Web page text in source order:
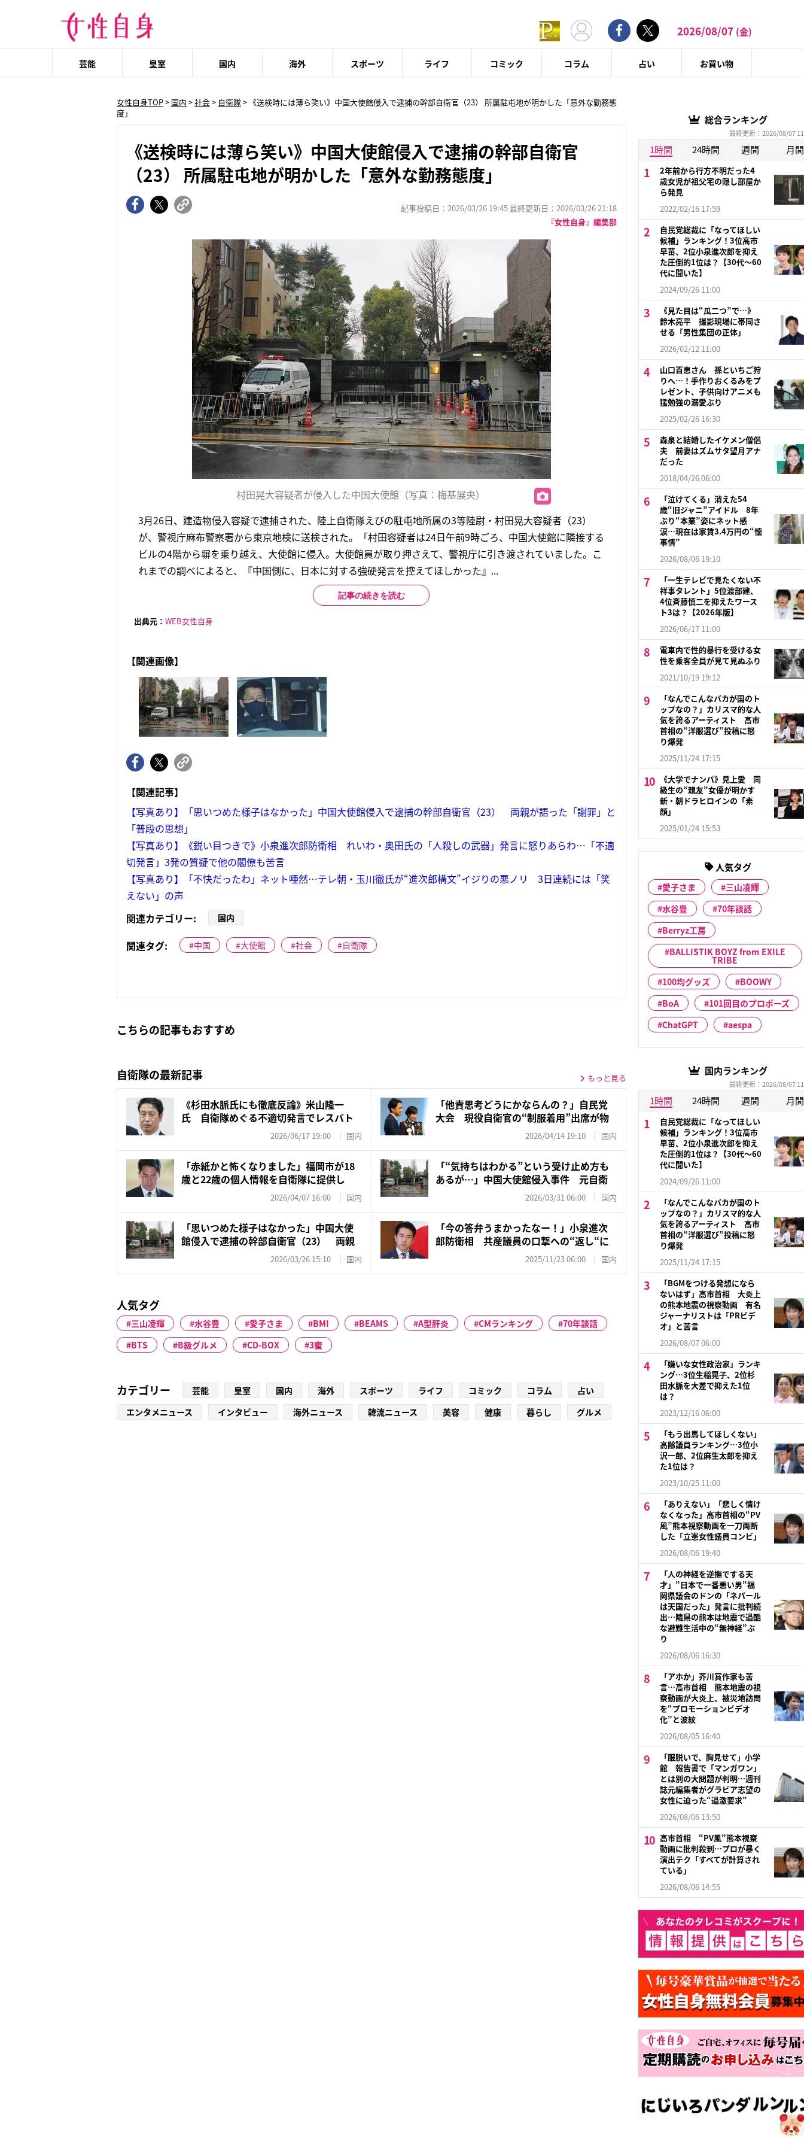
2026/08/07 (金)
芸能 皇室 国内 海外 スポーツ ライフ コミック コラム 占い お買い物
女性自身TOP> 国内 >社会> 自衛隊> 《送検時には薄ら笑い》中国大使館侵入で逮捕の幹部自衛官（23） 所属駐屯地が明かした「意外な勤務態
度」
《送検時には薄ら笑い》中国大使館侵入で逮捕の幹部自衛官
（23） 所属駐屯地が明かした「意外な勤務態度」
記事投稿日：2026/03/26 19:45 最終更新日：2026/03/26 21:18
『女性自身』編集部
村田晃大容疑者が侵入した中国大使館（写真：梅基展央）
3月26日、建造物侵入容疑で逮捕された、陸上自衛隊えびの駐屯地所属の3等陸尉・村田晃大容疑者（23）
が、警視庁麻布警察署から東京地検に送検された。「村田容疑者は24日午前9時ごろ、中国大使館に隣接する
ビルの4階から塀を乗り越え、大使館に侵入。大使館員が取り押さえて、警視庁に引き渡されていました。こ
れまでの調べによると、『中国側に、日本に対する強硬発言を控えてほしかった』...
記事の続きを読む
出典元： WEB女性自身
【関連画像】
【関連記事】
【写真あり】「思いつめた様子はなかった」中国大使館侵入で逮捕の幹部自衛官（23） 両親が語った「謝罪」と
「普段の思想」
【写真あり】《鋭い目つきで》小泉進次郎防衛相 れいわ・奥田氏の「人殺しの武器」発言に怒りあらわ…「不適
切発言」3発の質疑で他の閣僚も苦言
【写真あり】「不快だったわ」ネット唖然…テレ朝・玉川徹氏が“進次郎構文”イジりの悪ノリ 3日連続には「笑
えない」の声
関連カテゴリー:
国内
関連タグ: 中国 大使館 社会 自衛隊
こちらの記事もおすすめ
自衛隊の最新記事 もっと見る
《杉田水脈氏にも徹底反論》米山隆一
氏 自衛隊めぐる不適切発言でレスバト
2026/06/17 19:00 国内
「他責思考どうにかならんの？」自民党
大会 現役自衛官の“制服着用”出席が物
2026/04/14 19:10 国内
「赤紙かと怖くなりました」福岡市が18
歳と22歳の個人情報を自衛隊に提供し
2026/04/07 16:00 国内
「“気持ちはわかる”という受け止め方も
あるが…」中国大使館侵入事件 元自衛
2026/03/31 06:00 国内
「思いつめた様子はなかった」中国大使
館侵入で逮捕の幹部自衛官（23） 両親
2026/03/26 15:10 国内
「今の答弁うまかったなー！」小泉進次
郎防衛相 共産議員の口撃への“返し“に
2025/11/23 06:00 国内
人気タグ
三山凌輝 水谷豊 愛子さま BMI BEAMS A型肝炎 CMランキング
70年談話
BTS
B級グルメ CD-BOX 3蜜
カテゴリー 芸能 皇室 国内 海外 スポーツ ライフ コミック コラム
占い
エンタメニュース
インタビュー 海外ニュース 韓流ニュース 美容 健康 暮らし グルメ
総合ランキング
最終更新：2026/08/07
1時間 24時間 週間 月間
2年前から行方不明だった4
歳女児が祖父宅の隠し部屋か
ら発見
2022/02/16 17:59
自民党総裁に「なってほしい
候補」ランキング！3位高市
早苗、2位小泉進次郎を抑え
た圧倒的1位は？【30代〜60
代に聞いた】
2024/09/26 11:00
《見た目は“瓜二つ”で…》
鈴木亮平 撮影現場に帯同さ
せる「男性集団の正体」
2026/02/12 11:00
山口百恵さん 孫といちご狩
りへ…！手作りおくるみをプ
レゼント、子供向けアニメも
猛勉強の溺愛ぶり
2025/02/26 16:30
森泉と結婚したイケメン僧侶
夫 前妻はズムサタ望月アナ
だった
2018/04/26 06:00
「泣けてくる」消えた54
歳“旧ジャニ”アイドル 8年
ぶり“本業”姿にネット感
涙…現在は家賃3.4万円の“懐
事情”
2026/08/06 19:10
「一生テレビで見たくない不
祥事タレント」5位渡部建、
4位斉藤慎二を抑えたワース
ト3は？【2026年版】
2026/06/17 11:00
電車内で性的暴行を受ける女
性を乗客全員が見て見ぬふり
2021/10/19 19:12
「なんでこんなバカが国のト
ップなの？」カリスマ的な人
気を誇るアーティスト 高市
首相の“洋服選び”投稿に怒
り爆発
2025/11/24 17:15
《大学でナンパ》見上愛 同
級生の“親友”女優が明かす
新・朝ドラヒロインの「素
顔」
2025/01/24 15:53
人気タグ
愛子さま
三山凌輝
水谷豊
70年談話
Berryz工房
BALLISTIK BOYZ from EXILE
TRIBE
100均グッズ
BOOWY
BoA
101回目のプロポーズ
ChatGPT
aespa
国内ランキング
最終更新：2026/08/07
1時間 24時間 週間 月間
自民党総裁に「なってほしい
候補」ランキング！3位高市
早苗、2位小泉進次郎を抑え
た圧倒的1位は？【30代〜60
代に聞いた】
2024/09/26 11:00
「なんでこんなバカが国のト
ップなの？」カリスマ的な人
気を誇るアーティスト 高市
首相の“洋服選び”投稿に怒
り爆発
2025/11/24 17:15
「BGMをつける発想になら
ないはず」高市首相 大炎上
の熊本地震の視察動画 有名
ジャーナリストは「PRビデ
オ」と苦言
2026/08/07 06:00
「嫌いな女性政治家」ランキ
ング…3位生稲晃子、2位杉
田水脈を大差で抑えた1位
は？
2023/12/16 06:00
「もう出馬してほしくない」
高齢議員ランキング…3位小
沢一郎、2位麻生太郎を抑え
た1位は？
2023/10/25 11:00
「ありえない」「悲しく情け
なくなった」高市首相の“PV
風”熊本視察動画を一刀両断
した「立憲女性議員コンビ」
2026/08/06 19:40
「人の神経を逆撫でする天
才」”日本で一番悪い男”福
岡県議会のドンの「ネパール
は天国だった」発言に批判続
出…隣県の熊本は地震で過酷
な避難生活中の“無神経”ぶ
り
2026/08/06 16:30
「アホか」芥川賞作家も苦
言…高市首相 熊本地震の視
察動画が大炎上、被災地訪問
を“プロモーションビデオ
化”と波紋
2026/08/05 16:40
「服脱いで、胸見せて」小学
館 報告書で「マンガワン」
とは別の大問題が判明…週刊
誌元編集者がグラビア志望の
女性に迫った“過激要求”
2026/08/06 13:50
高市首相 “PV風”熊本視察
動画に批判殺到…プロが暴く
演出テク「すべてが計算され
ている」
2026/08/06 14:55